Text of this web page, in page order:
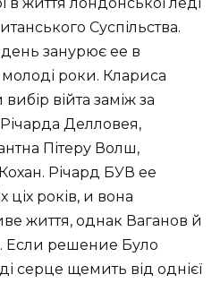
життя лондонської леді
Суспільства.
занурює ее в
роки. Клариса
війта заміж за
Річарда Делловея,
Пітеру Волш,
Річард БУВ ее
років, и вона
життя, однак Ваганов й
Если решение Було
серце щемить від однієї